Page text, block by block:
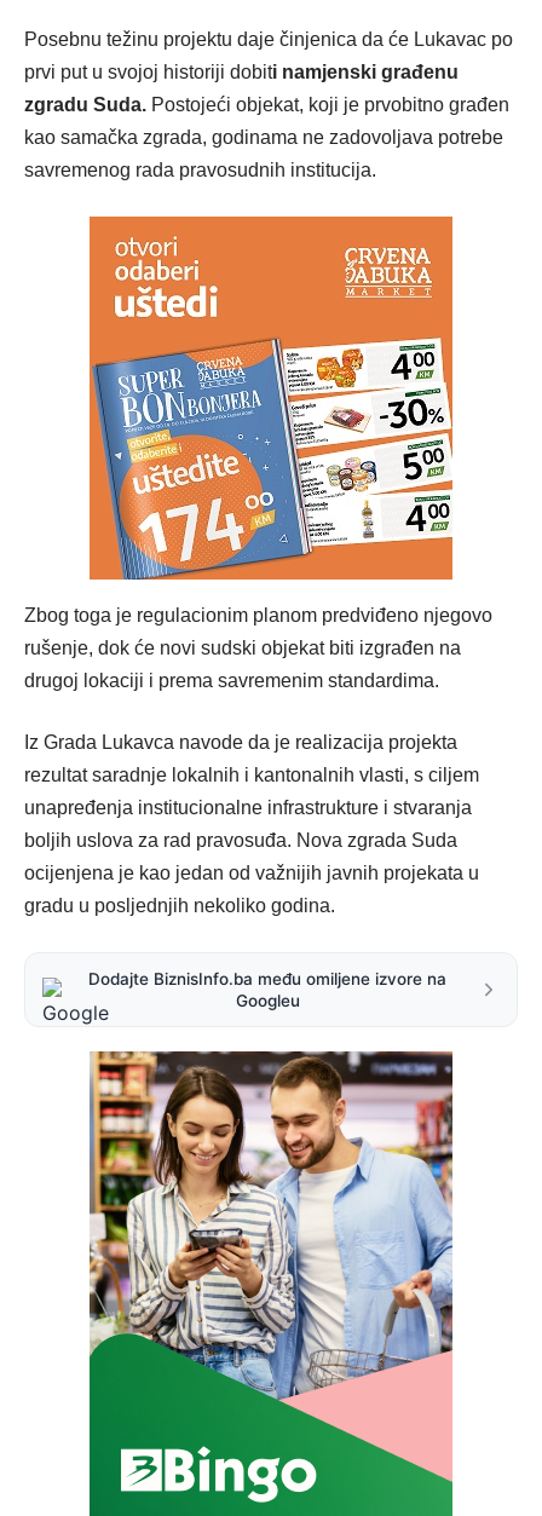
Posebnu težinu projektu daje činjenica da će Lukavac po
prvi put u svojoj historiji dobiti namjenski građenu
zgradu Suda. Postojeći objekat, koji je prvobitno građen
kao samačka zgrada, godinama ne zadovoljava potrebe
savremenog rada pravosudnih institucija.
Zbog toga je regulacionim planom predviđeno njegovo
rušenje, dok će novi sudski objekat biti izgrađen na
drugoj lokaciji i prema savremenim standardima.
Iz Grada Lukavca navode da je realizacija projekta
rezultat saradnje lokalnih i kantonalnih vlasti, s ciljem
unapređenja institucionalne infrastrukture i stvaranja
boljih uslova za rad pravosuđa. Nova zgrada Suda
ocijenjena je kao jedan od važnijih javnih projekata u
gradu u posljednjih nekoliko godina.
Dodajte BiznisInfo.ba među omiljene izvore na
Googleu